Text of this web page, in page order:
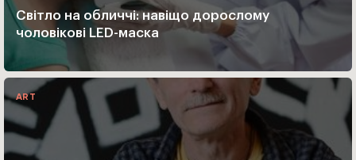
Світло на обличчі: навіщо дорослому
чоловікові LED-маска
ART